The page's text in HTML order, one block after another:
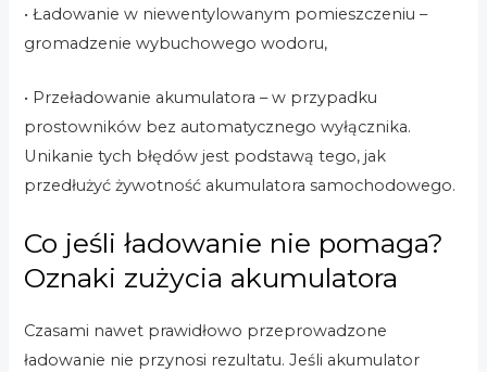
• Ładowanie w niewentylowanym pomieszczeniu –
gromadzenie wybuchowego wodoru,
• Przeładowanie akumulatora – w przypadku
prostowników bez automatycznego wyłącznika.
Unikanie tych błędów jest podstawą tego, jak
przedłużyć żywotność akumulatora samochodowego.
Co jeśli ładowanie nie pomaga?
Oznaki zużycia akumulatora
Czasami nawet prawidłowo przeprowadzone
ładowanie nie przynosi rezultatu. Jeśli akumulator